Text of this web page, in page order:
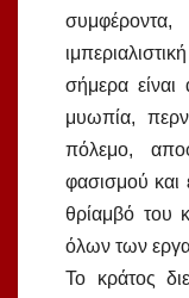
σήμερα
μυωπία,
πόλεμο,
φασισμού και
θρίαμβό του
όλων των
Το κράτος